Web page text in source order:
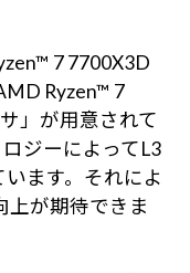
7 7700X3D
Ryzen™ 7
」が用意されて
ジーによってL3
ます。それによ
上が期待できま